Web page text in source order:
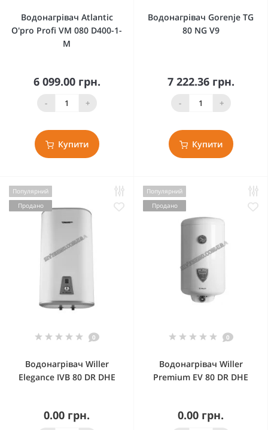
Водонагрівач Atlantic
O'pro Profi VM 080 D400-1-
M
6 099.00 грн.
- +
Купити
Водонагрівач Gorenje TG
80 NG V9
7 222.36 грн.
- +
Купити
Популярний
Продано
0
Водонагрівач Willer
Elegance IVB 80 DR DHE
0.00 грн.
Популярний
Продано
0
Водонагрівач Willer
Premium EV 80 DR DHE
0.00 грн.